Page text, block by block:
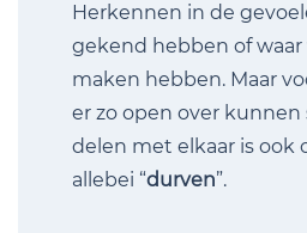
Herkennen in de
gekend hebben of
maken hebben. Maar
er zo open over kunnen
delen met elkaar is ook
allebei “durven”.